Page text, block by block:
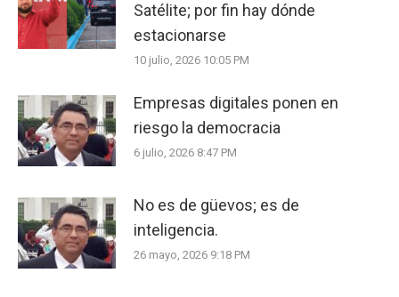
Satélite; por fin hay dónde
estacionarse
10 julio, 2026 10:05 PM
Empresas digitales ponen en
riesgo la democracia
6 julio, 2026 8:47 PM
No es de güevos; es de
inteligencia.
26 mayo, 2026 9:18 PM